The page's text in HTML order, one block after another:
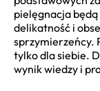
pielęgnacja
delikatność i
sprzymierzeńcy.
tylko dla siebie.
wynik wiedzy i